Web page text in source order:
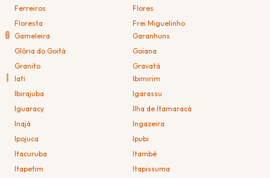
Ferreiros
Flores
Floresta
Frei Miguelinho
G Gameleira
Garanhuns
Glória do Goitá
Goiana
Granito
Gravatá
Iati
Ibimirim
Ibirajuba
Igarassu
Iguaracy
Ilha de Itamaracá
Inajá
Ingazeira
Ipojuca
Ipubi
Itacuruba
Itambé
Itapetim
Itapissuma